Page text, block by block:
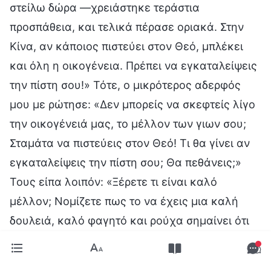
στείλω δώρα —χρειάστηκε τεράστια
προσπάθεια, και τελικά πέρασε οριακά. Στην
Κίνα, αν κάποιος πιστεύει στον Θεό, μπλέκει
και όλη η οικογένεια. Πρέπει να εγκαταλείψεις
την πίστη σου!» Τότε, ο μικρότερος αδερφός
μου με ρώτησε: «Δεν μπορείς να σκεφτείς λίγο
την οικογένειά μας, το μέλλον των γιων σου;
Σταμάτα να πιστεύεις στον Θεό! Τι θα γίνει αν
εγκαταλείψεις την πίστη σου; Θα πεθάνεις;»
Τους είπα λοιπόν: «Ξέρετε τι είναι καλό
μέλλον; Νομίζετε πως το να έχεις μια καλή
δουλειά, καλό φαγητό και ρούχα σημαίνει ότι